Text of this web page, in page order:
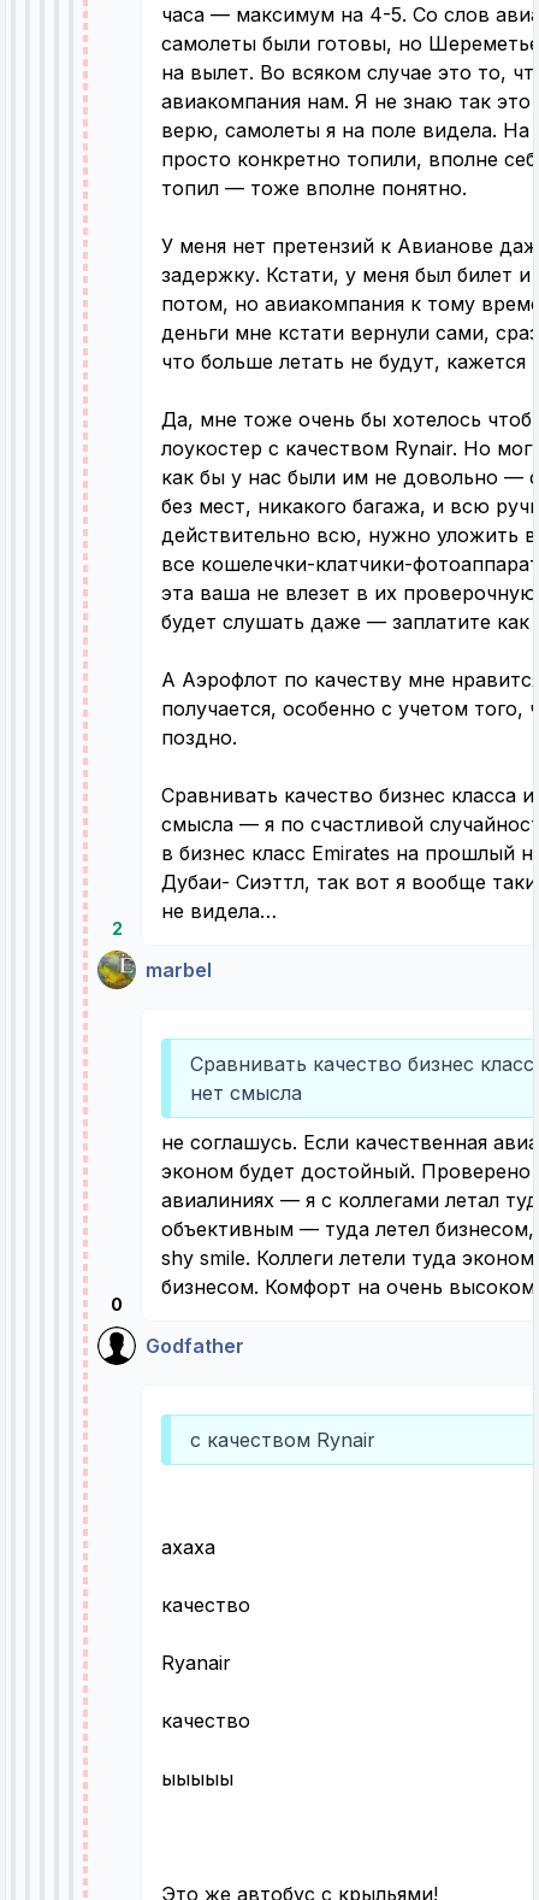
2
часа — максимум на 4-5. Со слов
самолеты были готовы, но
на вылет. Во всяком случае это то,
авиакомпания нам. Я не знаю так это
верю, самолеты я на поле видела.
просто конкретно топили, вполне
топил — тоже вполне понятно.
У меня нет претензий к Авианове
задержку. Кстати, у меня был билет
потом, но авиакомпания к тому
деньги мне кстати вернули сами,
что больше летать не будут, кажется
Да, мне тоже очень бы хотелось
лоукостер с качеством Rynair. Но
как бы у нас были им не довольно —
без мест, никакого багажа, и всю
действительно всю, нужно уложить
все кошелечки-клатчики-
эта ваша не влезет в их
будет слушать даже — заплатите
А Аэрофлот по качеству мне
получается, особенно с учетом того,
поздно.
Сравнивать качество бизнес класса
смысла — я по счастливой
в бизнес класс Emirates на прошлый
Дубаи- Сиэттл, так вот я вообще
не видела…
marbel
0
Сравнивать качество бизнес
нет смысла
не соглашусь. Если качественная
эконом будет достойный. Проверено
авиалиниях — я с коллегами летал
объективным — туда летел
shy smile. Коллеги летели туда
бизнесом. Комфорт на очень высоком
Godfather
с качеством Rynair
ахаха
качество
Ryanair
качество
ыыыыы
Это же автобус с крыльями!